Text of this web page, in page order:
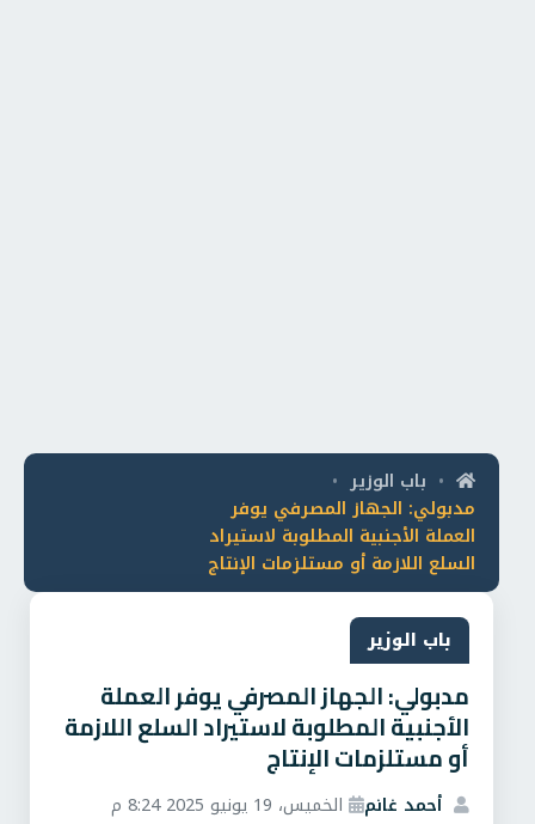
• باب الوزير •
مدبولي: الجهاز المصرفي يوفر
العملة الأجنبية المطلوبة لاستيراد
السلع اللازمة أو مستلزمات الإنتاج
باب الوزير
مدبولي: الجهاز المصرفي يوفر العملة
الأجنبية المطلوبة لاستيراد السلع اللازمة
أو مستلزمات الإنتاج
أحمد غانم الخميس، 19 يونيو 2025 8:24 م